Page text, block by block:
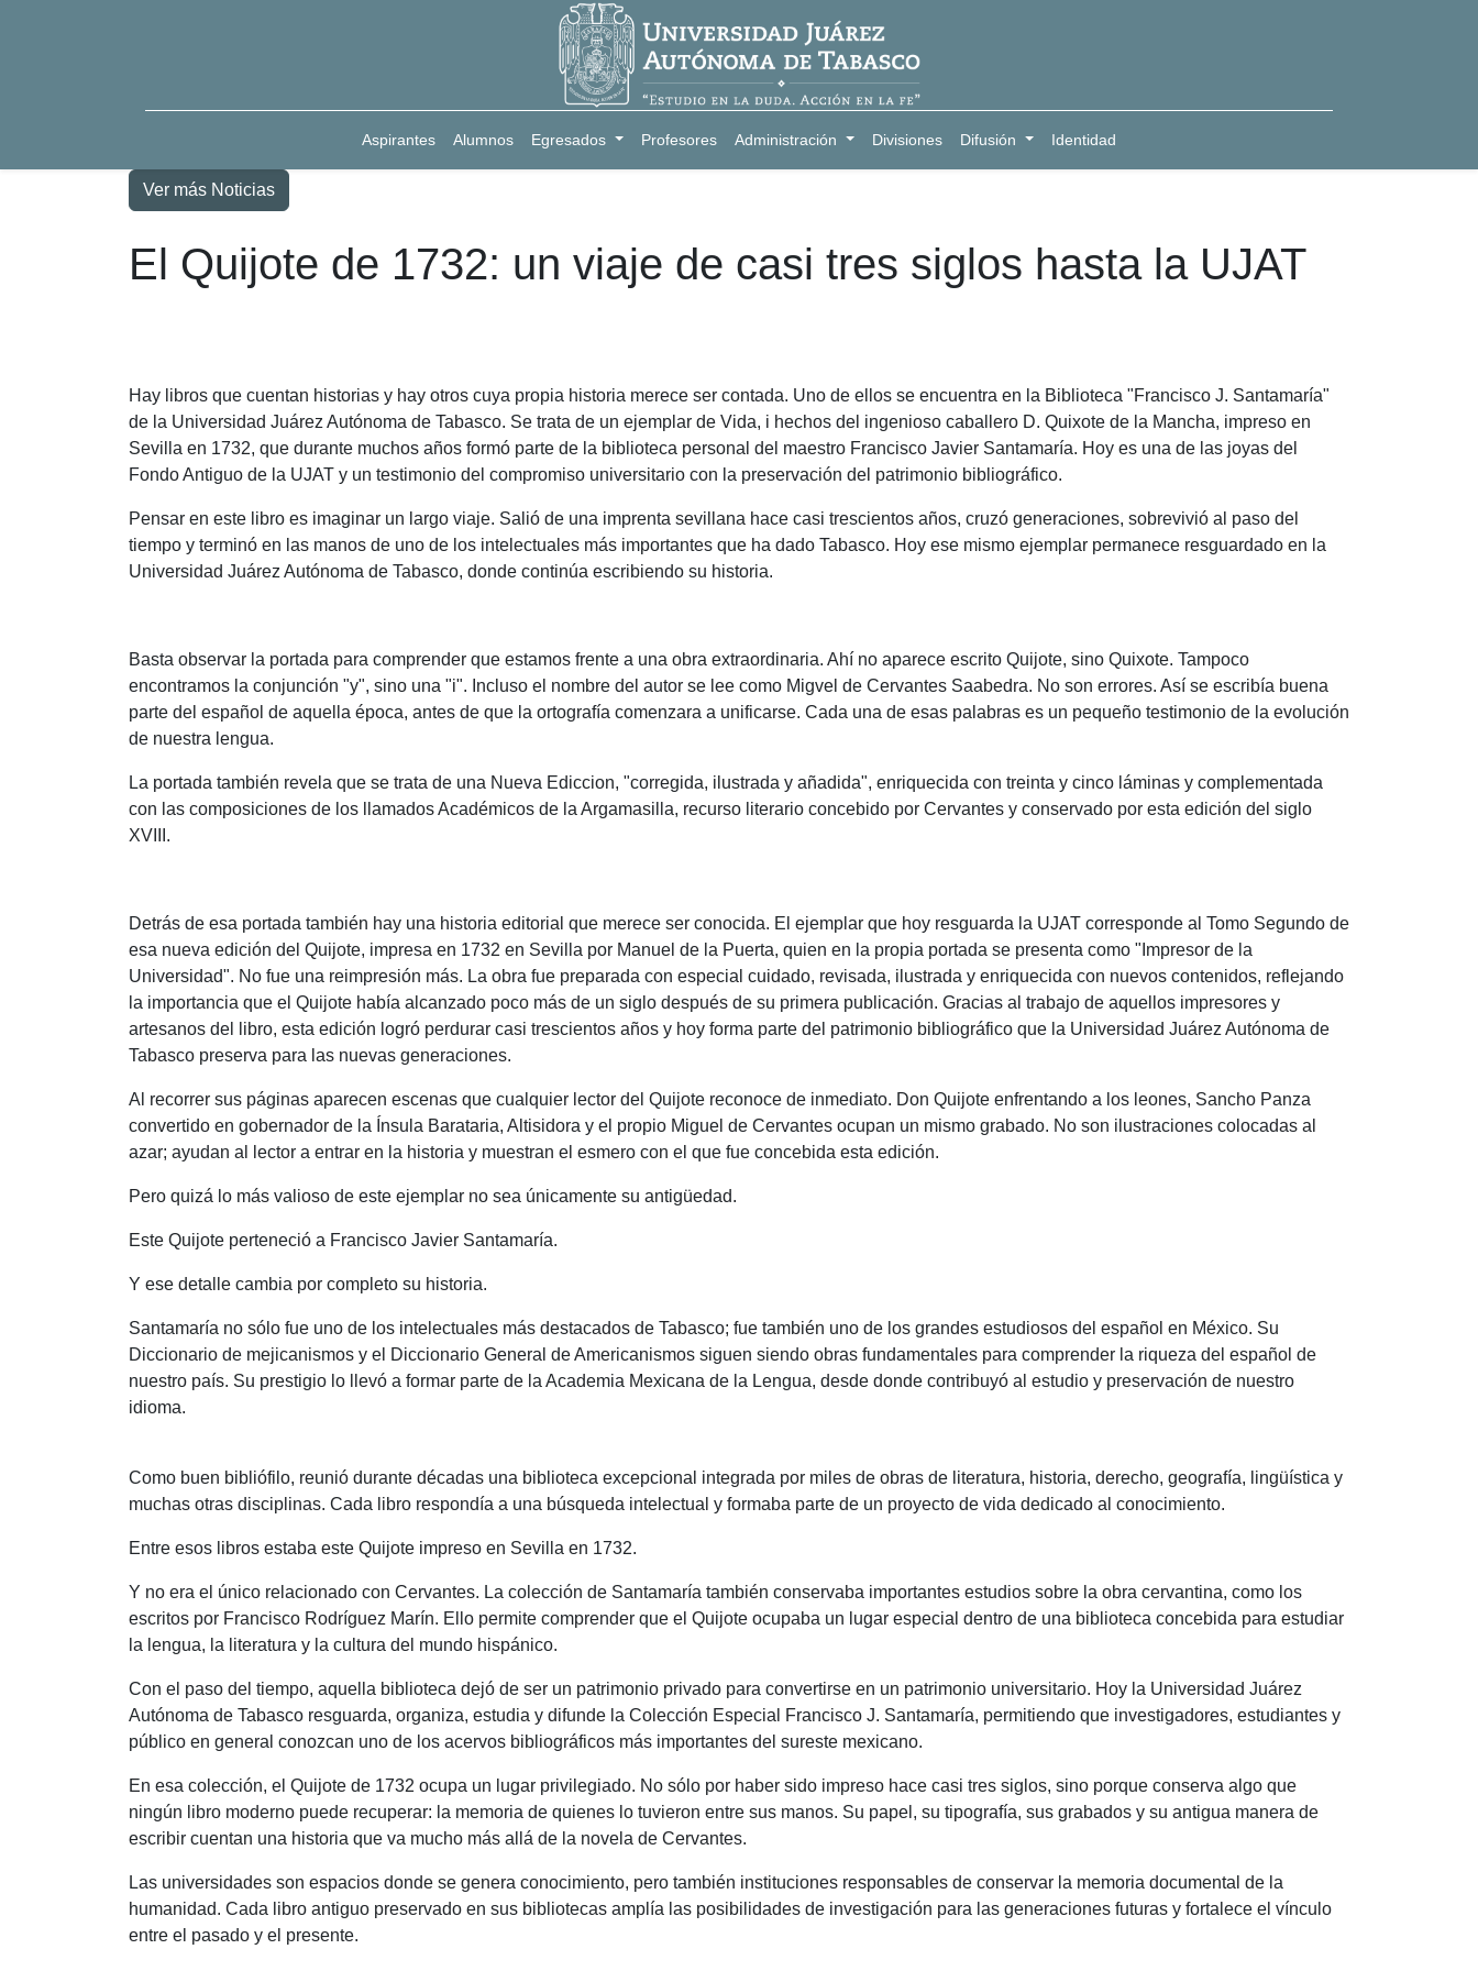
Aspirantes Alumnos Egresados Profesores Administración Divisiones Difusión Identidad
Ver más Noticias
El Quijote de 1732: un viaje de casi tres siglos hasta la UJAT
Hay libros que cuentan historias y hay otros cuya propia historia merece ser contada. Uno de ellos se encuentra en la Biblioteca "Francisco J. Santamaría"
de la Universidad Juárez Autónoma de Tabasco. Se trata de un ejemplar de Vida, i hechos del ingenioso caballero D. Quixote de la Mancha, impreso en
Sevilla en 1732, que durante muchos años formó parte de la biblioteca personal del maestro Francisco Javier Santamaría. Hoy es una de las joyas del
Fondo Antiguo de la UJAT y un testimonio del compromiso universitario con la preservación del patrimonio bibliográfico.
Pensar en este libro es imaginar un largo viaje. Salió de una imprenta sevillana hace casi trescientos años, cruzó generaciones, sobrevivió al paso del
tiempo y terminó en las manos de uno de los intelectuales más importantes que ha dado Tabasco. Hoy ese mismo ejemplar permanece resguardado en la
Universidad Juárez Autónoma de Tabasco, donde continúa escribiendo su historia.
Basta observar la portada para comprender que estamos frente a una obra extraordinaria. Ahí no aparece escrito Quijote, sino Quixote. Tampoco
encontramos la conjunción "y", sino una "i". Incluso el nombre del autor se lee como Migvel de Cervantes Saabedra. No son errores. Así se escribía buena
parte del español de aquella época, antes de que la ortografía comenzara a unificarse. Cada una de esas palabras es un pequeño testimonio de la evolución
de nuestra lengua.
La portada también revela que se trata de una Nueva Ediccion, "corregida, ilustrada y añadida", enriquecida con treinta y cinco láminas y complementada
con las composiciones de los llamados Académicos de la Argamasilla, recurso literario concebido por Cervantes y conservado por esta edición del siglo
XVIII.
Detrás de esa portada también hay una historia editorial que merece ser conocida. El ejemplar que hoy resguarda la UJAT corresponde al Tomo Segundo de
esa nueva edición del Quijote, impresa en 1732 en Sevilla por Manuel de la Puerta, quien en la propia portada se presenta como "Impresor de la
Universidad". No fue una reimpresión más. La obra fue preparada con especial cuidado, revisada, ilustrada y enriquecida con nuevos contenidos, reflejando
la importancia que el Quijote había alcanzado poco más de un siglo después de su primera publicación. Gracias al trabajo de aquellos impresores y
artesanos del libro, esta edición logró perdurar casi trescientos años y hoy forma parte del patrimonio bibliográfico que la Universidad Juárez Autónoma de
Tabasco preserva para las nuevas generaciones.
Al recorrer sus páginas aparecen escenas que cualquier lector del Quijote reconoce de inmediato. Don Quijote enfrentando a los leones, Sancho Panza
convertido en gobernador de la Ínsula Barataria, Altisidora y el propio Miguel de Cervantes ocupan un mismo grabado. No son ilustraciones colocadas al
azar; ayudan al lector a entrar en la historia y muestran el esmero con el que fue concebida esta edición.
Pero quizá lo más valioso de este ejemplar no sea únicamente su antigüedad.
Este Quijote perteneció a Francisco Javier Santamaría.
Y ese detalle cambia por completo su historia.
Santamaría no sólo fue uno de los intelectuales más destacados de Tabasco; fue también uno de los grandes estudiosos del español en México. Su
Diccionario de mejicanismos y el Diccionario General de Americanismos siguen siendo obras fundamentales para comprender la riqueza del español de
nuestro país. Su prestigio lo llevó a formar parte de la Academia Mexicana de la Lengua, desde donde contribuyó al estudio y preservación de nuestro
idioma.
Como buen bibliófilo, reunió durante décadas una biblioteca excepcional integrada por miles de obras de literatura, historia, derecho, geografía, lingüística y
muchas otras disciplinas. Cada libro respondía a una búsqueda intelectual y formaba parte de un proyecto de vida dedicado al conocimiento.
Entre esos libros estaba este Quijote impreso en Sevilla en 1732.
Y no era el único relacionado con Cervantes. La colección de Santamaría también conservaba importantes estudios sobre la obra cervantina, como los
escritos por Francisco Rodríguez Marín. Ello permite comprender que el Quijote ocupaba un lugar especial dentro de una biblioteca concebida para estudiar
la lengua, la literatura y la cultura del mundo hispánico.
Con el paso del tiempo, aquella biblioteca dejó de ser un patrimonio privado para convertirse en un patrimonio universitario. Hoy la Universidad Juárez
Autónoma de Tabasco resguarda, organiza, estudia y difunde la Colección Especial Francisco J. Santamaría, permitiendo que investigadores, estudiantes y
público en general conozcan uno de los acervos bibliográficos más importantes del sureste mexicano.
En esa colección, el Quijote de 1732 ocupa un lugar privilegiado. No sólo por haber sido impreso hace casi tres siglos, sino porque conserva algo que
ningún libro moderno puede recuperar: la memoria de quienes lo tuvieron entre sus manos. Su papel, su tipografía, sus grabados y su antigua manera de
escribir cuentan una historia que va mucho más allá de la novela de Cervantes.
Las universidades son espacios donde se genera conocimiento, pero también instituciones responsables de conservar la memoria documental de la
humanidad. Cada libro antiguo preservado en sus bibliotecas amplía las posibilidades de investigación para las generaciones futuras y fortalece el vínculo
entre el pasado y el presente.